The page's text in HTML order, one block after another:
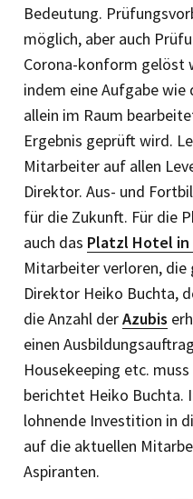
Bedeutung.
möglich, aber auch
Corona-konform gelöst
indem eine Aufgabe wie
allein im Raum
Ergebnis geprüft wird.
Mitarbeiter auf allen
Direktor. Aus- und
für die Zukunft. Für die
auch das Platzl Hotel in
Mitarbeiter verloren,
Direktor Heiko Buchta,
die Anzahl derAzubis
einen
Housekeeping etc.
berichtet Heiko Buchta.
lohnende Investition in
auf die aktuellen
Aspiranten.